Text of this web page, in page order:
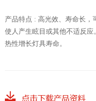
产品特点 : 高光效、寿命长，
使人产生眩目或其他不适反
热性增长灯具寿命。